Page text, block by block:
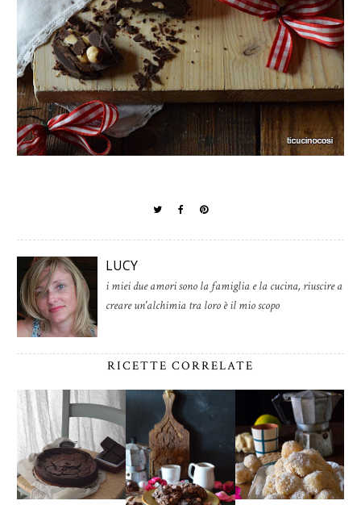
LUCY
i miei due amori sono la famiglia e la cucina, riuscire a
creare un'alchimia tra loro è il mio scopo
RICETTE CORRELATE